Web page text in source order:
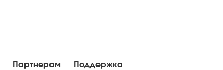
Партнерам Поддержка